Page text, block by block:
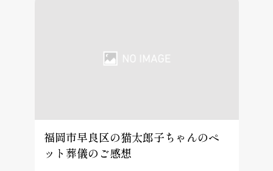
福岡市早良区の猫太郎子ちゃんのペ
ット葬儀のご感想